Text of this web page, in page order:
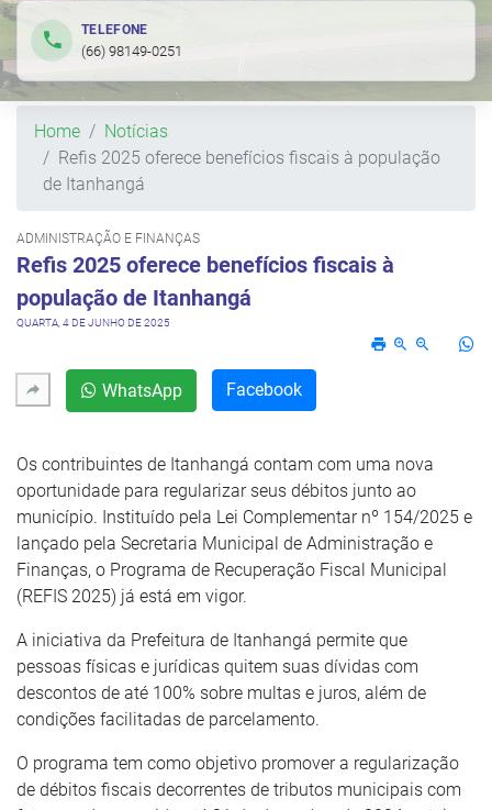
TELEFONE
(66) 98149-0251
Home
Notícias
Refis 2025 oferece benefícios fiscais à população
de Itanhangá
ADMINISTRAÇÃO E FINANÇAS
Refis 2025 oferece benefícios fiscais à
população de Itanhangá
QUARTA, 4 DE JUNHO DE 2025
WhatsApp Facebook
Os contribuintes de Itanhangá contam com uma nova
oportunidade para regularizar seus débitos junto ao
município. Instituído pela Lei Complementar nº 154/2025 e
lançado pela Secretaria Municipal de Administração e
Finanças, o Programa de Recuperação Fiscal Municipal
(REFIS 2025) já está em vigor.
A iniciativa da Prefeitura de Itanhangá permite que
pessoas físicas e jurídicas quitem suas dívidas com
descontos de até 100% sobre multas e juros, além de
condições facilitadas de parcelamento.
O programa tem como objetivo promover a regularização
de débitos fiscais decorrentes de tributos municipais com